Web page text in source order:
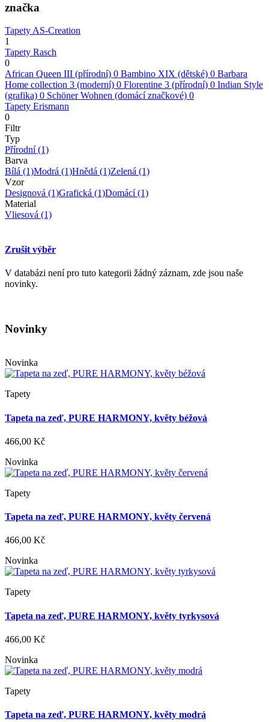
značka
Tapety AS-Creation
1
Tapety Rasch
0
African Queen III (přírodní) 0 Bambino XIX (dětské) 0 Barbara
Home collection 3 (moderní) 0 Florentine 3 (přírodní) 0 Indian Style
(grafika) 0 Schöner Wohnen (domácí značkové) 0
Tapety Erismann
0
Filtr
Typ
Přírodní(1)
Barva
Bílá (1)Modrá (1)Hnědá (1)Zelená (1)
Vzor
Designová (1)Grafická (1)Domácí(1)
Material
Vliesová (1)
Zrušit výběr
V databázi není pro tuto kategorii žádný záznam, zde jsou naše
novinky.
Novinky
Novinka
Tapety
Tapeta na zeď, PURE HARMONY, květy béžová
466,00 Kč
Novinka
Tapety
Tapeta na zeď, PURE HARMONY, květy červená
466,00 Kč
Novinka
Tapety
Tapeta na zeď, PURE HARMONY, květy tyrkysová
466,00 Kč
Novinka
Tapety
Tapeta na zeď, PURE HARMONY, květy modrá